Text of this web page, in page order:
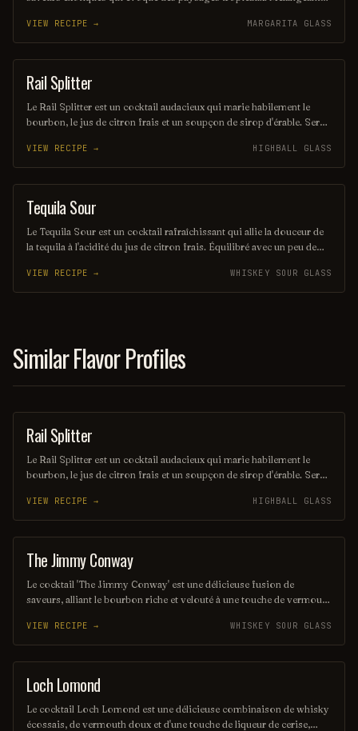
expérience rafraîchissante et envoûtante, parfaite pour les amateurs
de cocktails d'été. Sa présentation colorée et son goût unique en
font un véritable trésor à découvrir.
VIEW RECIPE → MARGARITA GLASS
COCKTAIL
Rail Splitter
Le Rail Splitter est un cocktail audacieux qui marie habilement le
bourbon, le jus de citron frais et un soupçon de sirop d'érable. Servi
évoquant les saveurs rustiques du terroir américain. Parfait pour les
amateurs de cocktails classiques revisités, il saura séduire vos
papilles.
VIEW RECIPE → HIGHBALL GLASS
ORDINARY DRINK
Tequila Sour
Le Tequila Sour est un cocktail rafraîchissant qui allie la douceur de
la tequila à l'acidité du jus de citron frais. Équilibré avec un peu de
veloutée, il offre une expérience gustative à la fois vive et onctueuse.
Parfait pour les amateurs de cocktails qui recherchent une touche
VIEW RECIPE → WHISKEY SOUR GLASS
Similar Flavor Profiles
COCKTAIL
Rail Splitter
Le Rail Splitter est un cocktail audacieux qui marie habilement le
bourbon, le jus de citron frais et un soupçon de sirop d'érable. Servi
évoquant les saveurs rustiques du terroir américain. Parfait pour les
amateurs de cocktails classiques revisités, il saura séduire vos
papilles.
VIEW RECIPE → HIGHBALL GLASS
COCKTAIL
The Jimmy Conway
Le cocktail 'The Jimmy Conway' est une délicieuse fusion de
saveurs, alliant le bourbon riche et velouté à une touche de vermouth
confite en garniture, il évoque l'élégance et le charme des soirées
raffinées. Un véritable hommage à l'art de la mixologie.
VIEW RECIPE → WHISKEY SOUR GLASS
ORDINARY DRINK
Loch Lomond
Le cocktail Loch Lomond est une délicieuse combinaison de whisky
écossais, de vermouth doux et d'une touche de liqueur de cerise,